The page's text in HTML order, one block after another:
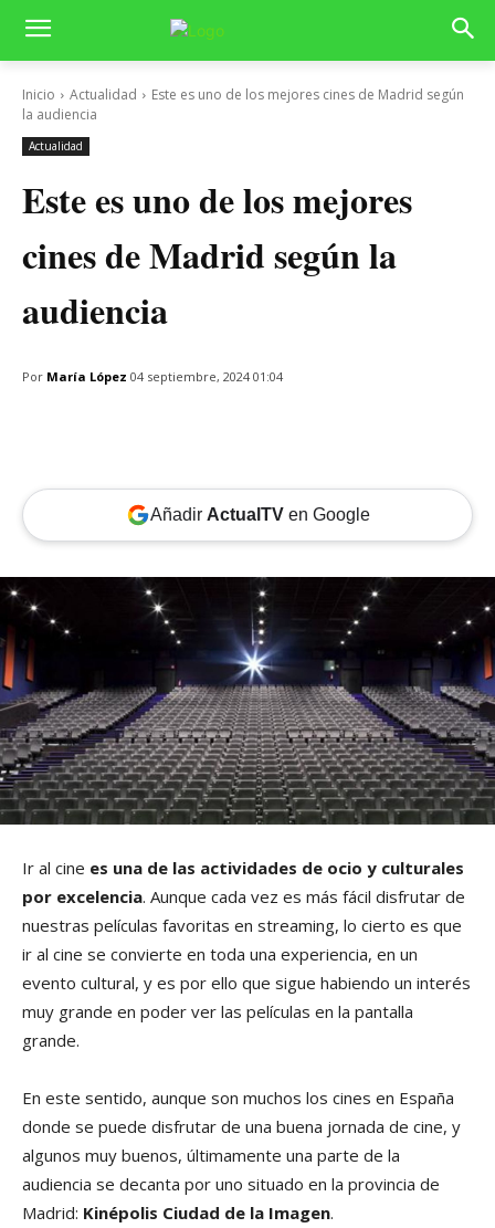
Inicio Actualidad
Este es uno de los mejores cines de Madrid según
la audiencia
Actualidad
Este es uno de los mejores
cines de Madrid según la
audiencia
Por María López 04 septiembre, 2024 01:04
Añadir ActualTVen Google
Ir al cine es una de las actividades de ocio y culturales
por excelencia. Aunque cada vez es más fácil disfrutar de
nuestras películas favoritas en streaming, lo cierto es que
ir al cine se convierte en toda una experiencia, en un
evento cultural, y es por ello que sigue habiendo un interés
muy grande en poder ver las películas en la pantalla
grande.
En este sentido, aunque son muchos los cines en España
donde se puede disfrutar de una buena jornada de cine, y
algunos muy buenos, últimamente una parte de la
audiencia se decanta por uno situado en la provincia de
Madrid: Kinépolis Ciudad de la Imagen.